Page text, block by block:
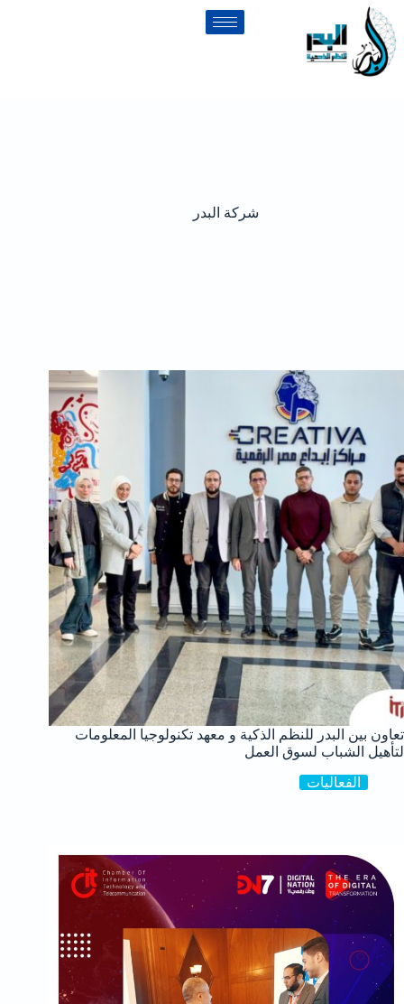
شركة البدر
تعاون بين البدر للنظم الذكية و معهد تكنولوجيا المعلومات
لتأهيل الشباب لسوق العمل
الفعاليات